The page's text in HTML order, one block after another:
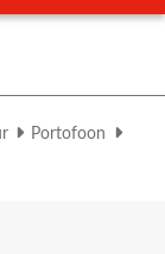
Portofoon